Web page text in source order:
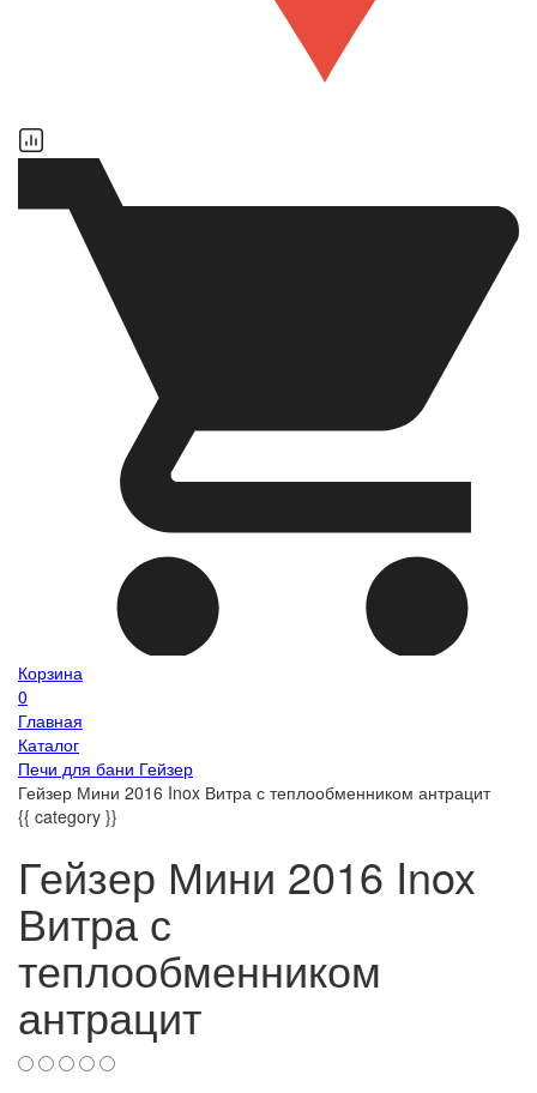
Корзина
0
Главная
Каталог
Печи для бани Гейзер
Гейзер Мини 2016 Inox Витра с теплообменником антрацит
{{ category }}
Гейзер Мини 2016 Inox
Витра с
теплообменником
антрацит